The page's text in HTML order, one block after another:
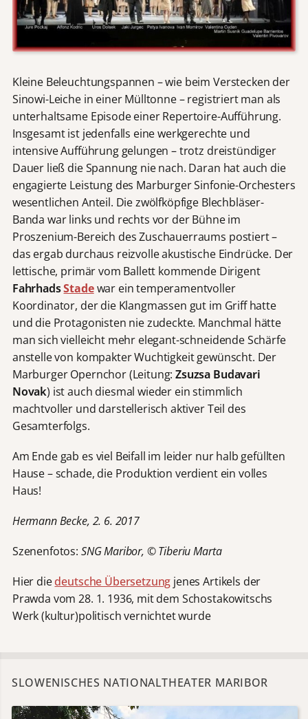
Kleine Beleuchtungspannen – wie beim Verstecken der
Sinowi-Leiche in einer Mülltonne – registriert man als
unterhaltsame Episode einer Repertoire-Aufführung.
Insgesamt ist jedenfalls eine werkgerechte und
intensive Aufführung gelungen – trotz dreistündiger
Dauer ließ die Spannung nie nach. Daran hat auch die
engagierte Leistung des Marburger Sinfonie-Orchesters
wesentlichen Anteil. Die zwölfköpfige Blechbläser-
Banda war links und rechts vor der Bühne im
Proszenium-Bereich des Zuschauerraums postiert –
das ergab durchaus reizvolle akustische Eindrücke. Der
lettische, primär vom Ballett kommende Dirigent
FahrhadsStadewar ein temperamentvoller
Koordinator, der die Klangmassen gut im Griff hatte
und die Protagonisten nie zudeckte. Manchmal hätte
man sich vielleicht mehr elegant-schneidende Schärfe
anstelle von kompakter Wuchtigkeit gewünscht. Der
Marburger Opernchor (Leitung:Zsuzsa Budavari
Novak) ist auch diesmal wieder ein stimmlich
machtvoller und darstellerisch aktiver Teil des
Gesamterfolgs.
Am Ende gab es viel Beifall im leider nur halb gefüllten
Hause – schade, die Produktion verdient ein volles
Haus!
Hermann Becke, 2. 6. 2017
Szenenfotos: SNG Maribor, © Tiberiu Marta
Hier diedeutsche Übersetzung jenes Artikels der
Prawda vom 28. 1. 1936, mit dem Schostakowitschs
Werk (kultur)politisch vernichtet wurde
SLOWENISCHES NATIONALTHEATER MARIBOR